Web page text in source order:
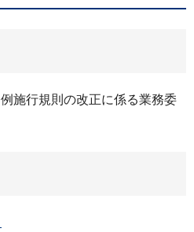
施行規則の改正に係る業務委